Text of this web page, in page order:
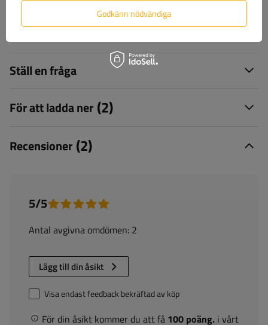
Ställ en fråga
För att ladda ner (2)
Recensioner (2)
5/5
Antal avgivna omdömen: 2
Lägg till din åsikt
För din åsikt kommer du att få 100 poäng. i vårt
Visa endast feedback bekräftad av köp
Godkänn nödvändiga